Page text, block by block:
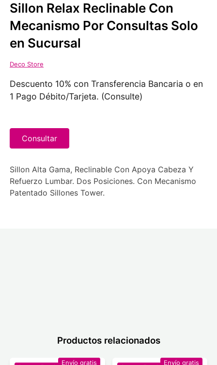
Sillon Relax Reclinable Con
Mecanismo Por Consultas Solo
en Sucursal
Deco Store
Descuento 10% con Transferencia Bancaria o en
1 Pago Débito/Tarjeta. (Consulte)
Consultar
Sillon Alta Gama, Reclinable Con Apoya Cabeza Y
Refuerzo Lumbar. Dos Posiciones. Con Mecanismo
Patentado Sillones Tower.
Productos relacionados
Envío gratis Envío gratis